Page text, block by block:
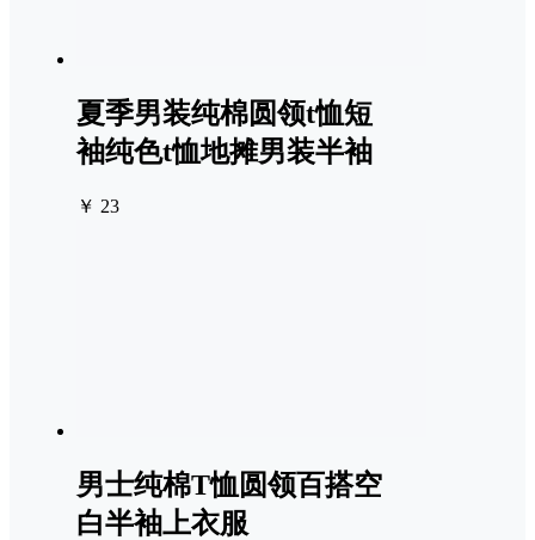
夏季男装纯棉圆领t恤短
袖纯色t恤地摊男装半袖
￥ 23
男士纯棉T恤圆领百搭空
白半袖上衣服